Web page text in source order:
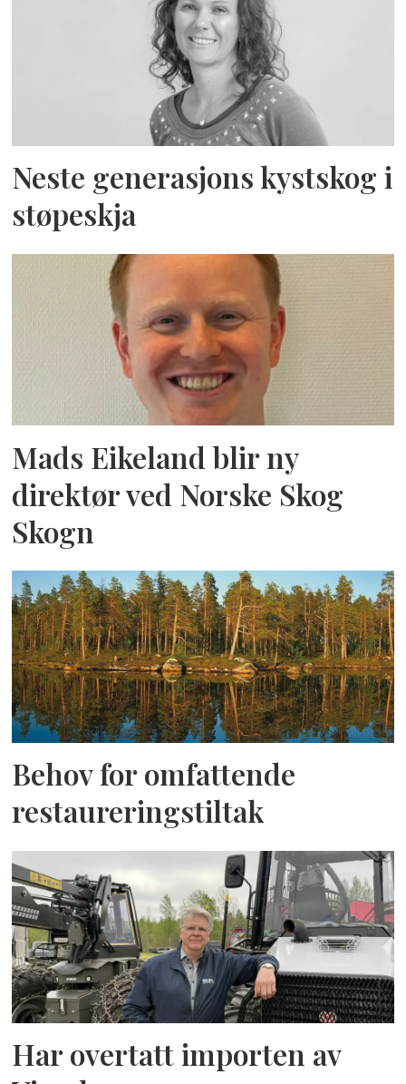
Neste generasjons kystskog i
støpeskja
Mads Eikeland blir ny
direktør ved Norske Skog
Skogn
Behov for omfattende
restaureringstiltak
Har overtatt importen av